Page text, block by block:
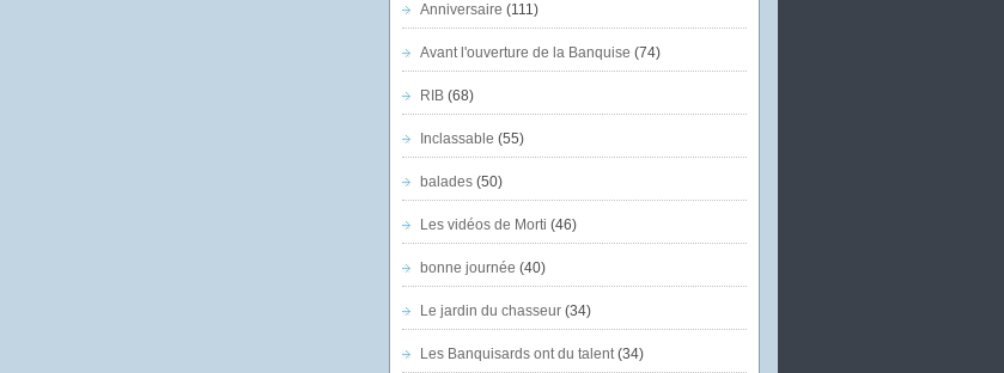
Anniversaire (111)
Avant l'ouverture de la Banquise (74)
RIB(68)
Inclassable (55)
balades(50)
Les vidéos de Morti (46)
bonne journée (40)
Le jardin du chasseur(34)
Les Banquisards ont du talent(34)